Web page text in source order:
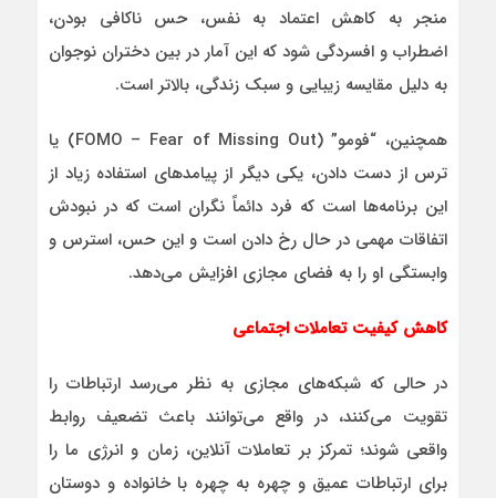
منجر به کاهش اعتماد به نفس، حس ناکافی بودن،
اضطراب و افسردگی شود که این آمار در بین دختران نوجوان
به دلیل مقایسه زیبایی و سبک زندگی، بالاتر است.
همچنین، “فومو” (FOMO – Fear of Missing Out) یا
ترس از دست دادن، یکی دیگر از پیامدهای استفاده زیاد از
این برنامه‌ها است که فرد دائماً نگران است که در نبودش
اتفاقات مهمی در حال رخ دادن است و این حس، استرس و
وابستگی او را به فضای مجازی افزایش می‌دهد.
کاهش کیفیت تعاملات اجتماعی
در حالی که شبکه‌های مجازی به نظر می‌رسد ارتباطات را
تقویت می‌کنند، در واقع می‌توانند باعث تضعیف روابط
واقعی شوند؛ تمرکز بر تعاملات آنلاین، زمان و انرژی ما را
برای ارتباطات عمیق و چهره به چهره با خانواده و دوستان